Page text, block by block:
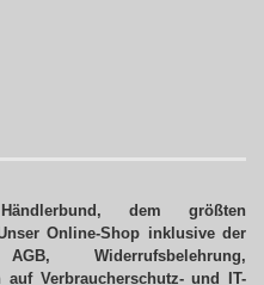
dem größten
Online-Shop inklusive der
Widerrufsbelehrung,
auf Verbraucherschutz- und IT-